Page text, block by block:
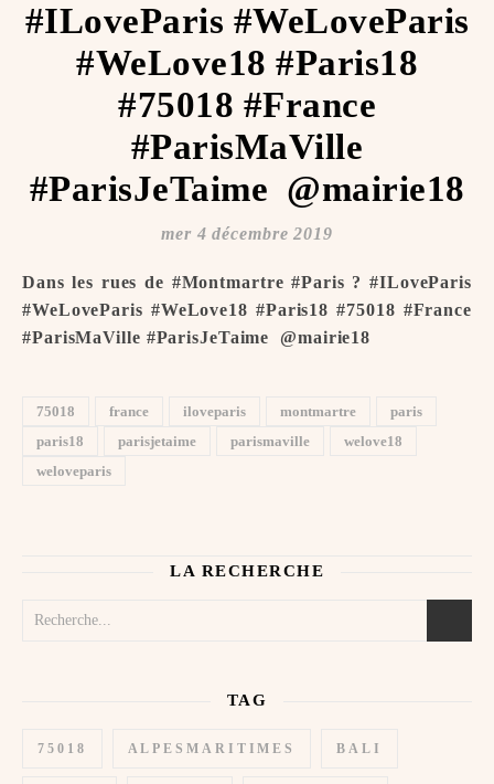
#ILoveParis #WeLoveParis
#WeLove18 #Paris18
#75018 #France
#ParisMaVille
#ParisJeTaime ️ @mairie18
mer 4 décembre 2019
Dans les rues de #Montmartre #Paris ? #ILoveParis
#WeLoveParis #WeLove18 #Paris18 #75018 #France
#ParisMaVille #ParisJeTaime ️ @mairie18
75018 france iloveparis montmartre
paris
paris18
parisjetaime parismaville
welove18
weloveparis
LA RECHERCHE
TAG
75018 ALPESMARITIMES BALI